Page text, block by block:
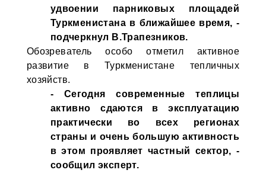
удвоении парниковых площадей
Туркменистана в ближайшее время, -
подчеркнул В.Трапезников.
Обозреватель особо отметил активное
развитие в Туркменистане тепличных
хозяйств.
- Сегодня современные теплицы
активно сдаются в эксплуатацию
практически во всех регионах
страны и очень большую активность
в этом проявляет частный сектор, -
сообщил эксперт.